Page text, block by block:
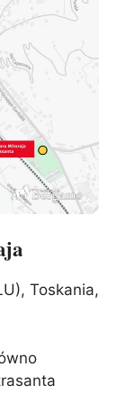
Toskania,